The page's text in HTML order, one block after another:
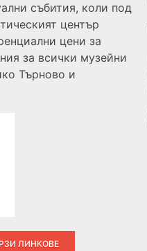
събития, коли под
център
цени за
за всички музейни
Търново и
ЛИНКОВЕ